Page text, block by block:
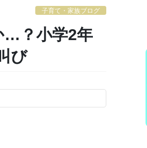
子育て・家族ブログ
…？小学2年
び